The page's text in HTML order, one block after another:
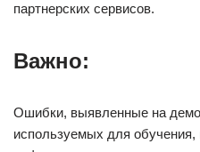
партнерских сервисов.
Важно:
Ошибки, выявленные на
используемых для обучения,